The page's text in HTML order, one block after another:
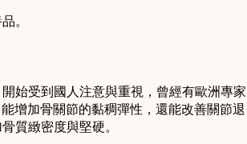
。
始受到國人注意與重視，曾經有歐洲專家
增加骨關節的黏稠彈性，還能改善關節退
質緻密度與堅硬。